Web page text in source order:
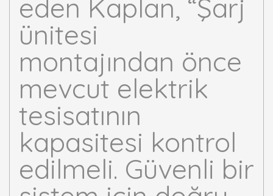
eden Kaplan, “Şarj
ünitesi
montajından önce
mevcut elektrik
tesisatının
kapasitesi kontrol
edilmeli. Güvenli bir